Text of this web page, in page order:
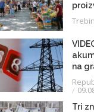
na
troše
Tri